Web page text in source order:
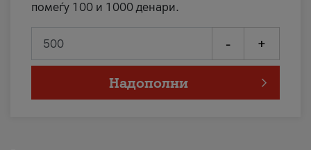
помеѓу 100 и 1000 денари.
- +
Надополни